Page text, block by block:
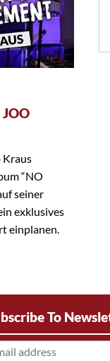
JOO
Kraus
“NO
seiner
exklusives
einplanen.
To